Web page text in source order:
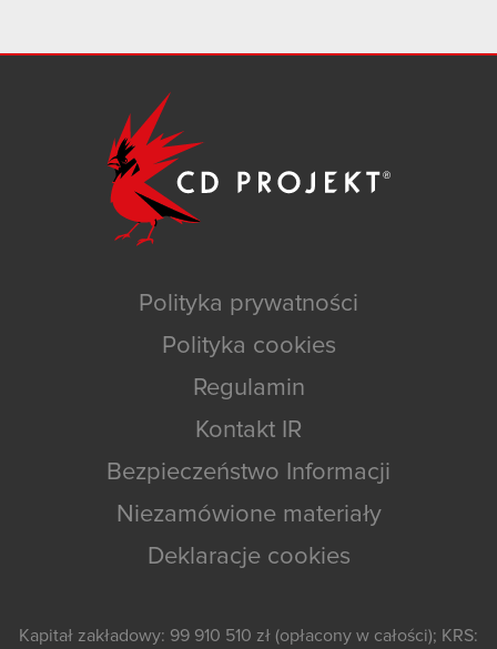
Polityka prywatności
Polityka cookies
Regulamin
Kontakt IR
Bezpieczeństwo Informacji
Niezamówione materiały
Deklaracje cookies
Kapitał zakładowy: 99 910 510 zł (opłacony w całości); KRS: